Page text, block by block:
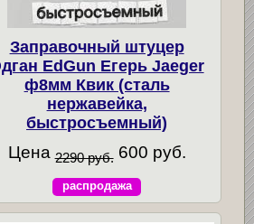
Заправочный штуцер
EdGun Егерь Jaeger
ф8мм Квик (сталь
нержавейка,
быстросъемный)
Цена 2290 руб. 600 руб.
распродажа